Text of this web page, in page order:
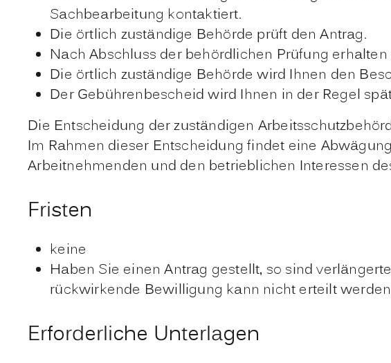
Sachbearbeitung kontaktiert.
Die örtlich zuständige Behörde prüft den Antrag.
Nach Abschluss der behördlichen Prüfung
Die örtlich zuständige Behörde wird Ihnen den
Der Gebührenbescheid wird Ihnen in der Regel
Die Entscheidung der zuständigen
Im Rahmen dieser Entscheidung findet eine
Arbeitnehmenden und den betrieblichen Interessen
Fristen
keine
Haben Sie einen Antrag gestellt, so sind
rückwirkende Bewilligung kann nicht erteilt
Erforderliche Unterlagen